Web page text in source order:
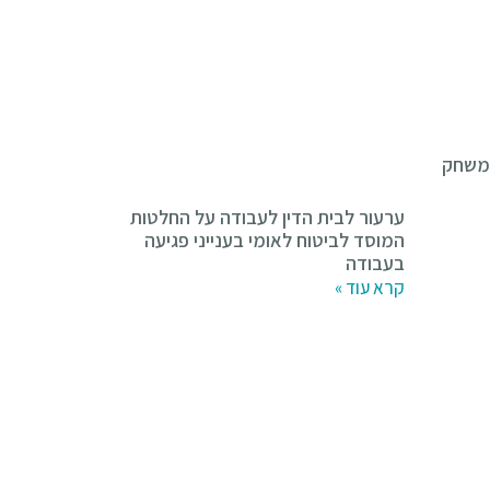
ערעור לבית הדין לעבודה על החלטות
המוסד לביטוח לאומי בענייני פגיעה
בעבודה
קרא עוד »